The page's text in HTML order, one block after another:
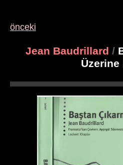
önceki
Jean Baudrillard /
Üzerine